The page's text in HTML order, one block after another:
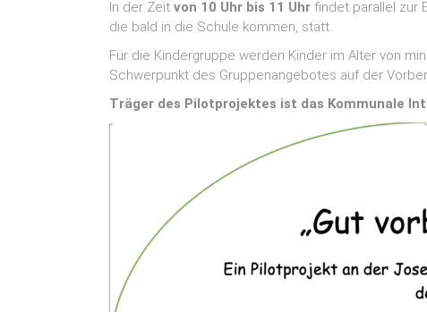
In der Zeit von 10 Uhr bis 11 Uhr findet parallel zur
die bald in die Schule kommen, statt.
Für die Kindergruppe werden Kinder im Alter von
Schwerpunkt des Gruppenangebotes auf der
Träger des Pilotprojektes ist das Kommunale